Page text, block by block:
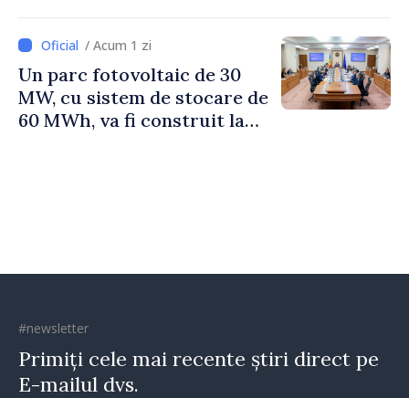
/ Acum 1 zi
Un parc fotovoltaic de 30
MW, cu sistem de stocare de
60 MWh, va fi construit la
#newsletter
Primiți cele mai recente știri direct pe
E-mailul dvs.